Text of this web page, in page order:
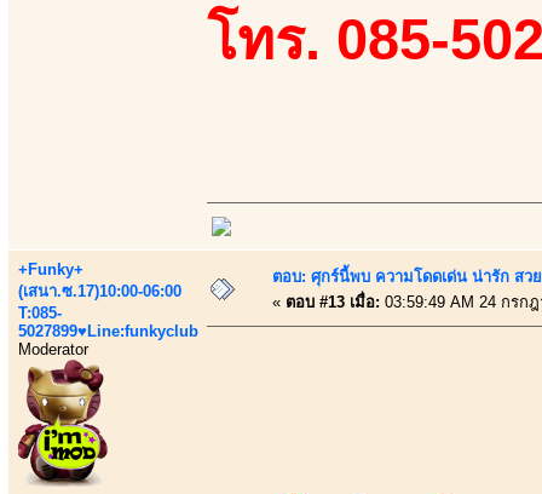
โทร. 085-
+Funky+
(เสนา.ซ.17)10:00-06:00
T:085-
5027899♥Line:funkyclub
Moderator
ตอบ: ศุกร์นี้พบ ความโดดเด่น น่ารัก สว
« ตอบ #13 เมื่อ: 03:59:49 AM 24 กรก